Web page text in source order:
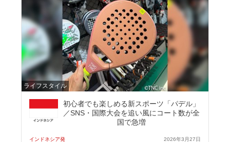
ライフスタイル
初心者でも楽しめる新スポーツ「パデル」
／SNS・国際大会を追い風にコート数が全
国で急増
インドネシア発 2026年3月27日